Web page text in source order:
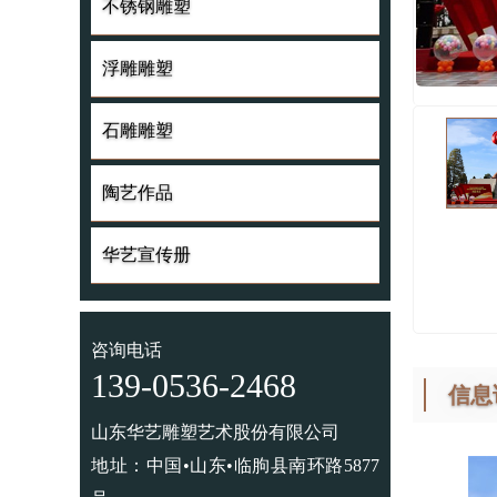
不锈钢雕塑 不锈钢雕塑
浮雕雕塑 浮雕雕塑
石雕雕塑 石雕雕塑
陶艺作品 陶艺作品
华艺宣传册
咨询电话
139-0536-2468
山东华艺雕塑艺术股份有限公司
地址：中国•山东•临朐县南环路5877
信